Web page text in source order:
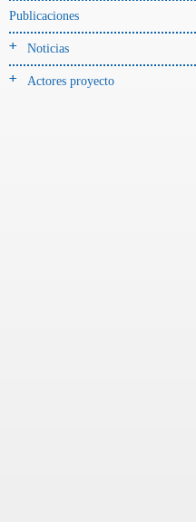
Ofrenda-
Publicaciones
Noticias
Actores proyecto